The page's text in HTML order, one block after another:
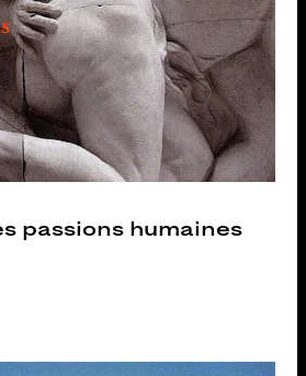
passions humaines